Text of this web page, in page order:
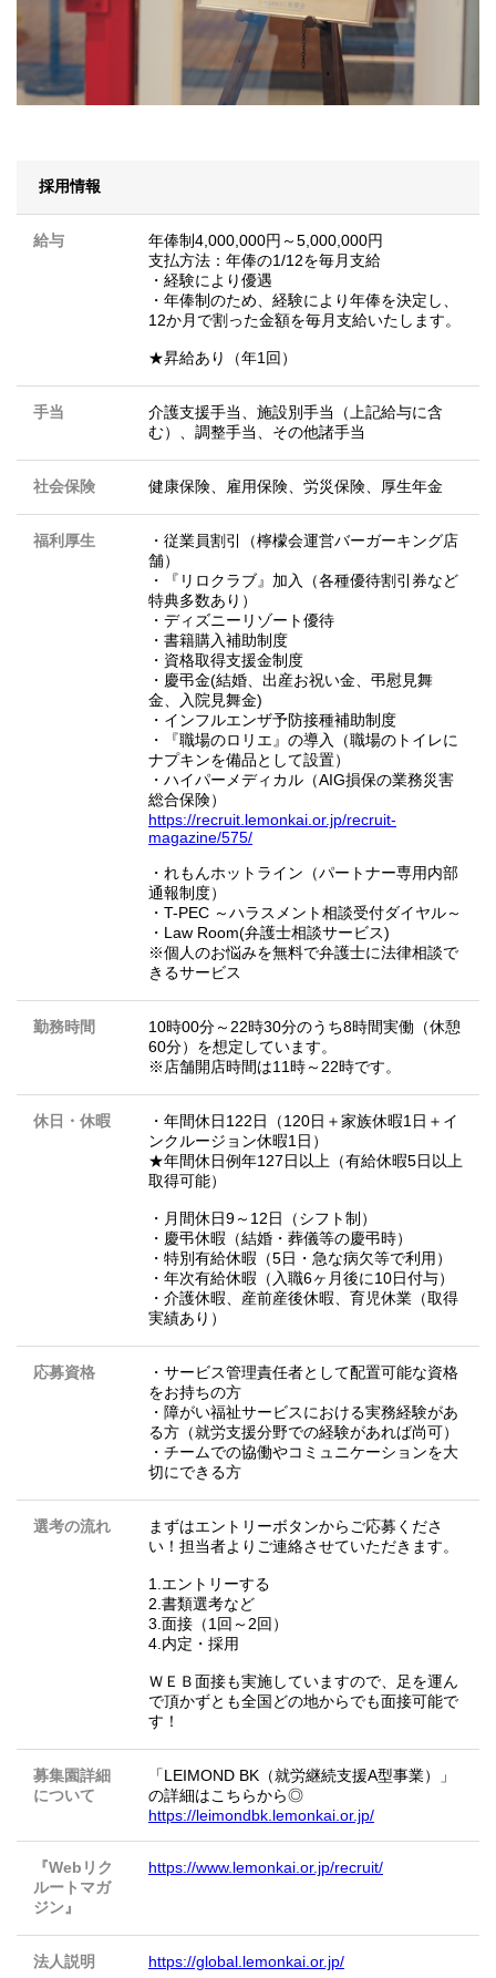
採用情報
給与
年俸制4,000,000円～5,000,000円
支払方法：年俸の1/12を毎月支給
・経験により優遇
・年俸制のため、経験により年俸を決定し、
12か月で割った金額を毎月支給いたします。
★昇給あり（年1回）
手当
介護支援手当、施設別手当（上記給与に含
む）、調整手当、その他諸手当
社会保険 健康保険、雇用保険、労災保険、厚生年金
福利厚生
・従業員割引（檸檬会運営バーガーキング店
舗）
・『リロクラブ』加入（各種優待割引券など
特典多数あり）
・ディズニーリゾート優待
・書籍購入補助制度
・資格取得支援金制度
・慶弔金(結婚、出産お祝い金、弔慰見舞
金、入院見舞金)
・インフルエンザ予防接種補助制度
・『職場のロリエ』の導入（職場のトイレに
ナプキンを備品として設置）
・ハイパーメディカル（AIG損保の業務災害
総合保険）
https://recruit.lemonkai.or.jp/recruit-
magazine/575/
・れもんホットライン（パートナー専用内部
通報制度）
・T-PEC ～ハラスメント相談受付ダイヤル～
・Law Room(弁護士相談サービス)
※個人のお悩みを無料で弁護士に法律相談で
きるサービス
勤務時間
10時00分～22時30分のうち8時間実働（休憩
60分）を想定しています。
※店舗開店時間は11時～22時です。
休日・休暇
・年間休日122日（120日＋家族休暇1日＋イ
ンクルージョン休暇1日）
★年間休日例年127日以上（有給休暇5日以上
取得可能）
・月間休日9～12日（シフト制）
・慶弔休暇（結婚・葬儀等の慶弔時）
・特別有給休暇（5日・急な病欠等で利用）
・年次有給休暇（入職6ヶ月後に10日付与）
・介護休暇、産前産後休暇、育児休業（取得
実績あり）
応募資格
・サービス管理責任者として配置可能な資格
をお持ちの方
・障がい福祉サービスにおける実務経験があ
る方（就労支援分野での経験があれば尚可）
・チームでの協働やコミュニケーションを大
切にできる方
選考の流れ
まずはエントリーボタンからご応募くださ
い！担当者よりご連絡させていただきます。
1.エントリーする
2.書類選考など
3.面接（1回～2回）
4.内定・採用
ＷＥＢ面接も実施していますので、足を運ん
で頂かずとも全国どの地からでも面接可能で
す！
募集園詳細
について
「LEIMOND BK（就労継続支援A型事業）」
の詳細はこちらから◎
https://leimondbk.lemonkai.or.jp/
『Webリク
ルートマガ
ジン』
https://www.lemonkai.or.jp/recruit/
法人説明 https://global.lemonkai.or.jp/